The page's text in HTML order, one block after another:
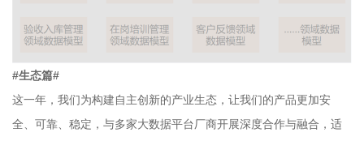
#生态篇#
这一年，我们为构建自主创新的产业生态，让我们的产品更加安
全、可靠、稳定，与多家大数据平台厂商开展深度合作与融合，适